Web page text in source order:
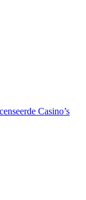
Casino’s